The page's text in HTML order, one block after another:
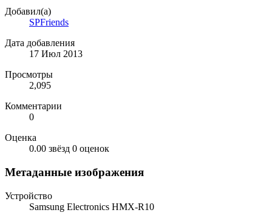
Добавил(а)
SPFriends
Дата добавления
17 Июл 2013
Просмотры
2,095
Комментарии
0
Оценка
0.00 звёзд 0 оценок
Метаданные изображения
Устройство
Samsung Electronics HMX-R10